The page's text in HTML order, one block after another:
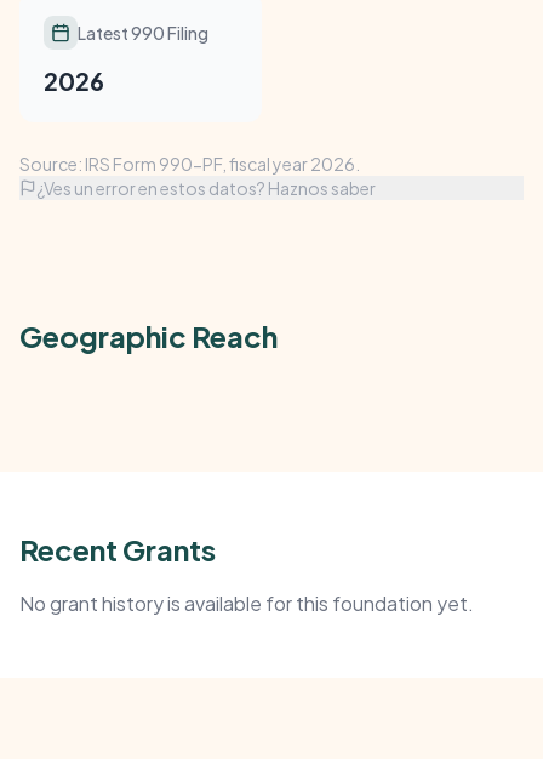
Latest 990 Filing
2026
Source: IRS Form 990-PF, fiscal year 2026.
¿Ves un error en estos datos? Haznos saber
Geographic Reach
Recent Grants
No grant history is available for this foundation yet.